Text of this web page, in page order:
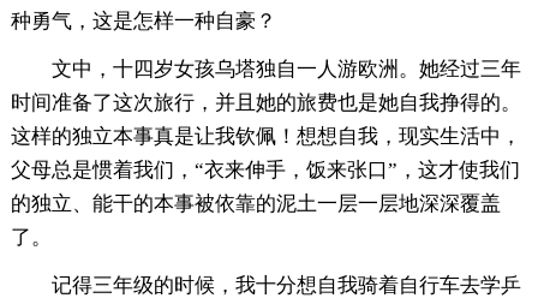
种勇气，这是怎样一种自豪？
文中，十四岁女孩乌塔独自一人游欧洲。她经过三年
时间准备了这次旅行，并且她的旅费也是她自我挣得的。
这样的独立本事真是让我钦佩！想想自我，现实生活中，
父母总是惯着我们，“衣来伸手，饭来张口”，这才使我们
的独立、能干的本事被依靠的泥土一层一层地深深覆盖
了。
记得三年级的时候，我十分想自我骑着自行车去学乒